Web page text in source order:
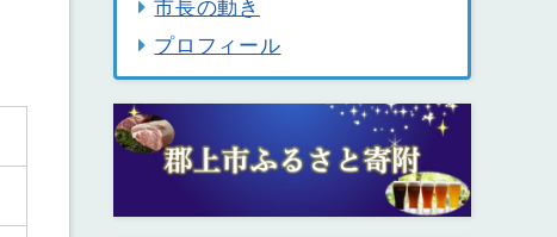
市長の動き
プロフィール